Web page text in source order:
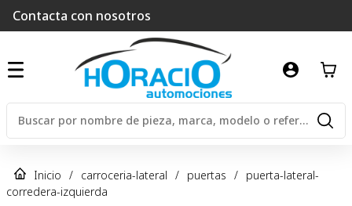
Contacta con nosotros
Inicio / carroceria-lateral / puertas / puerta-lateral-
corredera-izquierda